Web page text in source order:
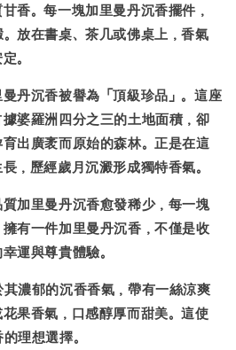
香。每一塊加里曼丹沉香擺件，
放在書桌、茶几或佛桌上，香氣
。
丹沉香被譽為「頂級珍品」。這座
婆羅洲四分之三的土地面積，卻
出廣袤而原始的森林。正是在這
，歷經歲月沉澱形成獨特香氣。
加里曼丹沉香愈發稀少，每一塊
有一件加里曼丹沉香，不僅是收
運與尊貴體驗。
濃郁的沉香香氣，帶有一絲涼爽
果香氣，口感醇厚而甜美。這使
理想選擇。